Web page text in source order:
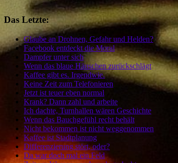
Das Letzte:
Glaube an Drohnen, Gefahr und Helden?
Facebook entdeckt die Moral
Dampfer unter sich
Wenn das blaue Häuschen zurückschlägt
Kaffee gibt es. Irgendwie.
Keine Zeit zum Telefonieren
Jetzt ist teuer eben normal
Krank? Dann zahl und arbeite
Ich dachte, Turnhallen wären Geschichte
Wenn das Bauchgefühl recht behält
Nicht bekommen ist nicht weggenommen
Kaffee ist Stadtplanung
Differenzierung stört, oder?
Da war doch mal ein Feld